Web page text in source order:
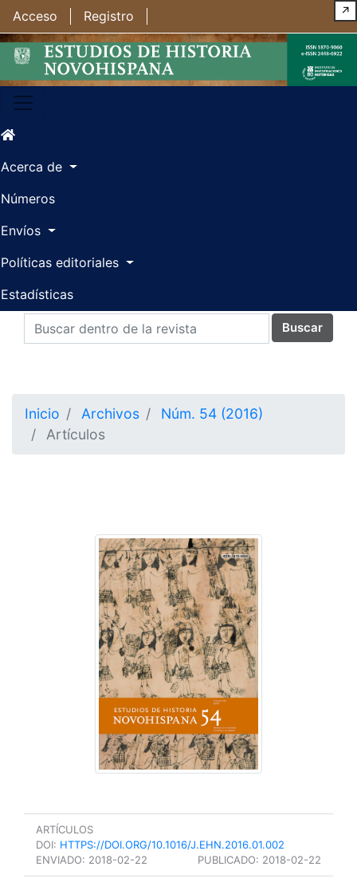
Ir al contenido principal
Ir al menú de navegación principal
Ir al pie de página del sitio
Acceso Registro
Acerca de
Números
Envíos
Políticas editoriales
Estadísticas
Buscar
Inicio Archivos
Núm. 54 (2016)
Artículos
ARTÍCULOS
DOI: HTTPS://DOI.ORG/10.1016/J.EHN.2016.01.002
ENVIADO: 2018-02-22 PUBLICADO: 2018-02-22
↗